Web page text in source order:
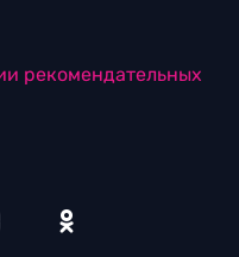
рекомендательных